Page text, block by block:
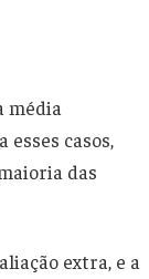
média
casos,
das
extra, e a